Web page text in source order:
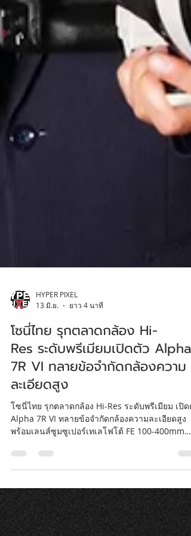
HYPER PIXEL
13 มิ.ย.
ยาว 4 นาที
โซนี่ไทย รุกตลาดกล้อง Hi-
Res ระดับพรีเมียมเปิดตัว Alpha
7R VI ทลายข้อจำกัดกล้องความ
ละเอียดสูง
โซนี่ไทย รุกตลาดกล้อง Hi-Res ระดับพรีเมียม เปิดตั
Alpha 7R VI ทลายข้อจำกัดกล้องความละเอียดสูง
Ecosystem รองรับเลนส์กล้อง Mirrorless กว่า 70
รุ่น เพื่อตอบโจทย์ครีเอเตอร์ทุกระดับ (กรุงเทพฯ / 20
พ.ค. 2569) – บริษัท โซนี่ ไทย จำกัด เปิดตัว Alpha
7R VI (อัลฟ่า 7R มาร์ก 6) กล้องฟูลเฟรม Mirrorless